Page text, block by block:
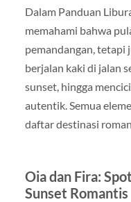
Dalam Panduan
memahami bahwa
pemandangan, tetapi
berjalan kaki di jalan
sunset, hingga
autentik. Semua
daftar destinasi
Oia dan Fira:
Sunset Romantis